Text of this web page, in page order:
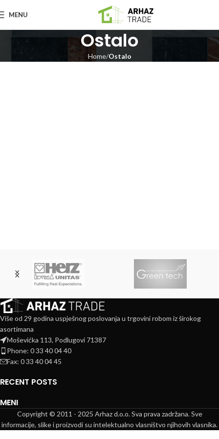
MENU
Ostalo
Home Ostalo
Više od 29 godina uspješnog poslovanja u trgovini robom iz širokog
asortimana
Moševićka 113, Podlugovi 71387
Phone: 0 33 40 04 40
Fax: 0 33 40 04 45
RECENT POSTS
MENI
Copyright © 2011 - 2025 Arhaz d.o.o. Sva prava zadržana. Sve
informacije, slike i proizvodi su intelektualno vlasništvo njihovih vlasnika.